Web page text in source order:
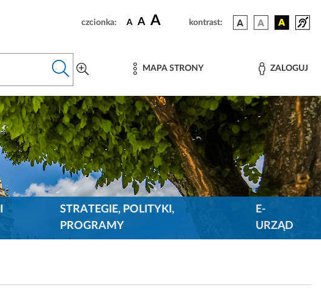
czcionka: A A A kontrast:
MAPA STRONY ZALOGUJ
STRATEGIE, POLITYKI,
PROGRAMY
E-
URZĄD